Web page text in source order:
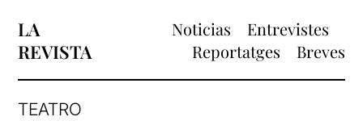
LA
REVISTA
Noticias
Entrevistes
Reportatges
Breves
TEATRO